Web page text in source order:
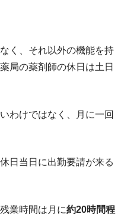
く、それ以外の機能を持
局の薬剤師の休日は土日
わけではなく、月に一回
日当日に出勤要請が来る
業時間は月に約20時間程